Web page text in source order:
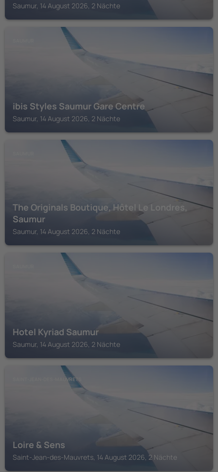
Saumur, 14 August 2026, 2 Nächte
ibis Styles Saumur Gare Centre
Saumur, 14 August 2026, 2 Nächte
The Originals Boutique, Hôtel Le Londres,
Saumur
Saumur, 14 August 2026, 2 Nächte
Hotel Kyriad Saumur
Saumur, 14 August 2026, 2 Nächte
SAINT-JEAN-DES-MAUVRETS
Loire & Sens
Saint-Jean-des-Mauvrets, 14 August 2026, 2 Nächte